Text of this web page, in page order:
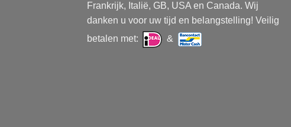
Frankrijk, Italië, GB, USA en Canada. Wij
danken u voor uw tijd en belangstelling! Veilig
betalen met:
&